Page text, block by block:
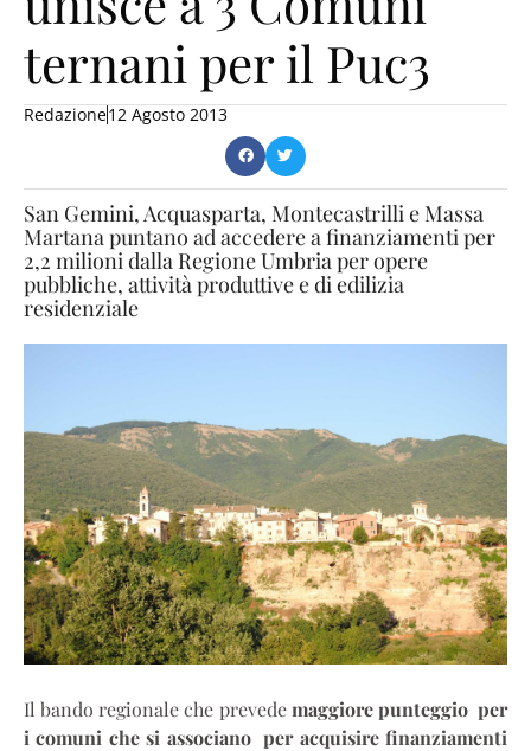
ternani per il Puc3
Redazione12 Agosto 2013
San Gemini, Acquasparta, Montecastrilli e Massa
Martana puntano ad accedere a finanziamenti per
2,2 milioni dalla Regione Umbria per opere
pubbliche, attività produttive e di edilizia
residenziale
Il bando regionale che prevedemaggiore punteggio per
i comuni che si associano per acquisire finanziamenti